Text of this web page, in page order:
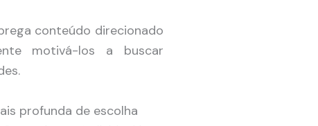
conteúdo direcionado
motivá-los a buscar
profunda de escolha